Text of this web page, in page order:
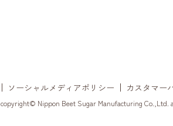
ソーシャルメディアポリシー カスタマー
copyright© Nippon Beet Sugar Manufacturing Co.,Ltd.